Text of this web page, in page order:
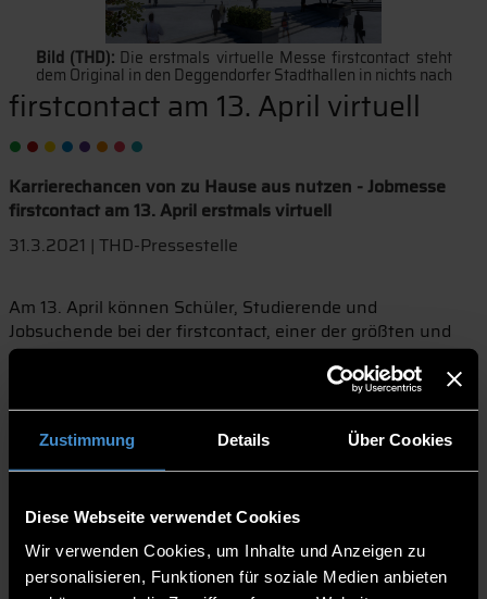
Zustimmung Details Über Cookies
Diese Webseite verwendet Cookies
Wir verwenden Cookies, um Inhalte und Anzeigen zu
personalisieren, Funktionen für soziale Medien anbieten
Bild (THD): Die erstmals virtuelle Messe firstcontact steht
dem Original in den Deggendorfer Stadthallen in nichts nach
firstcontact am 13. April virtuell
Karrierechancen von zu Hause aus nutzen - Jobmesse
firstcontact am 13. April erstmals virtuell
31.3.2021 | THD-Pressestelle
Am 13. April können Schüler, Studierende und
Jobsuchende bei der firstcontact, einer der größten und
erfolgreichsten Firmenkontaktmessen Niederbayern’s,
Kontakte zu Unternehmen knüpfen. Die Messe findet von
10 Uhr bis 15 Uhr virtuell statt, was es den Besuchern
ermöglicht, bequem von zu Hause aus teilzunehmen.
Obwohl die firstcontact von den Deggendorfer Stadthallen
Besuchern wieder unzählige und einmalige
an Bord und präsentieren sich den virtuellen Besuchern in
gewohnt professionellem Umfeld. Das neue Format bietet